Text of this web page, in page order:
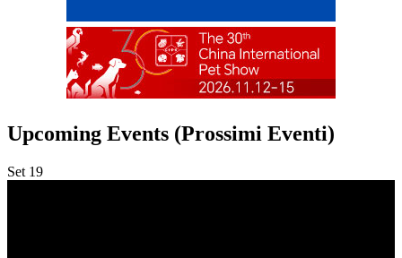
Upcoming Events (Prossimi Eventi)
Set 19